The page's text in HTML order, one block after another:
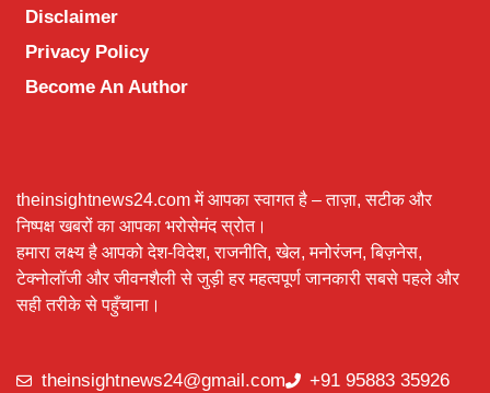
Disclaimer
Privacy Policy
Become An Author
theinsightnews24.com में आपका स्वागत है – ताज़ा, सटीक और
निष्पक्ष खबरों का आपका भरोसेमंद स्रोत।
हमारा लक्ष्य है आपको देश-विदेश, राजनीति, खेल, मनोरंजन, बिज़नेस,
टेक्नोलॉजी और जीवनशैली से जुड़ी हर महत्वपूर्ण जानकारी सबसे पहले और
सही तरीके से पहुँचाना।
theinsightnews24@gmail.com +91 95883 35926